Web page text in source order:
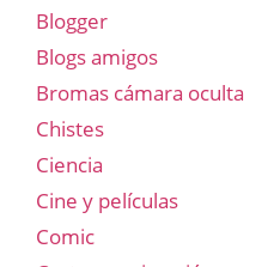
Blogger
Blogs amigos
Bromas cámara oculta
Chistes
Ciencia
Cine y películas
Comic